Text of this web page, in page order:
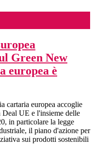
Green New
europea è
cartaria europea accoglie
UE e l'insieme delle
in particolare la legge
il piano d'azione per
sui prodotti sostenibili